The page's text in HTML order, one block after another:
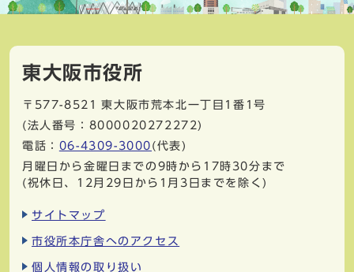
東大阪市役所
〒577-8521
東大阪市荒本北一丁目1番1号
(法人番号：8000020272272)
電話： 06-4309-3000 (代表)
月曜日から金曜日までの9時から17時30分まで
(祝休日、12月29日から1月3日までを除く)
サイトマップ
市役所本庁舎へのアクセス
個人情報の取り扱い